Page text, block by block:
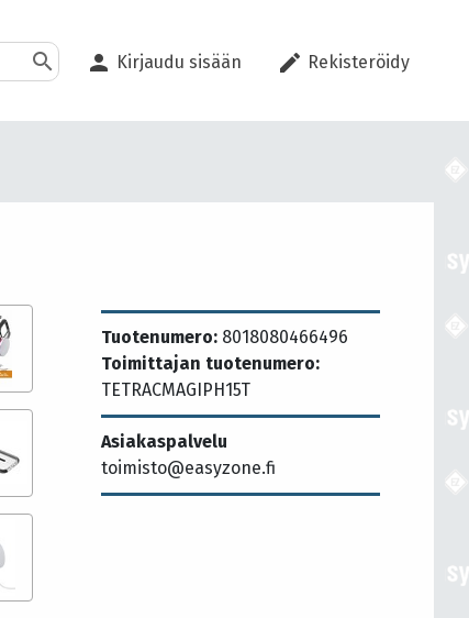
search person Kirjaudu sisään edit Rekisteröidy
Tuotenumero: 8018080466496
Toimittajan tuotenumero:
TETRACMAGIPH15T
Asiakaspalvelu
toimisto@easyzone.fi